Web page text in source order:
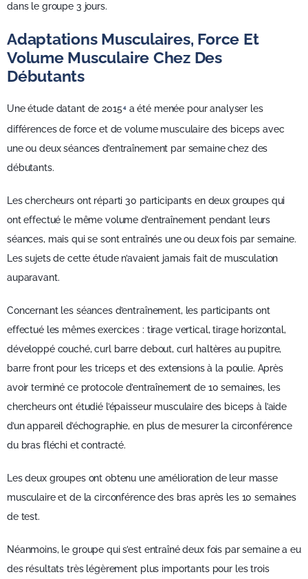
dans le groupe 3 jours.
Adaptations Musculaires, Force Et
Volume Musculaire Chez Des
Débutants
Une étude datant de 20154a été menée pour analyser les
différences de force et de volume musculaire des biceps avec
une ou deux séances d’entraînement par semaine chez des
débutants.
Les chercheurs ont réparti 30 participants en deux groupes qui
ont effectué le même volume d’entraînement pendant leurs
séances, mais qui se sont entraînés une ou deux fois par semaine.
Les sujets de cette étude n’avaient jamais fait de musculation
auparavant.
Concernant les séances d’entraînement, les participants ont
effectué les mêmes exercices : tirage vertical, tirage horizontal,
développé couché, curl barre debout, curl haltères au pupitre,
barre front pour les triceps et des extensions à la poulie. Après
avoir terminé ce protocole d’entraînement de 10 semaines, les
chercheurs ont étudié l’épaisseur musculaire des biceps à l’aide
d’un appareil d’échographie, en plus de mesurer la circonférence
du bras fléchi et contracté.
Les deux groupes ont obtenu une amélioration de leur masse
musculaire et de la circonférence des bras après les 10 semaines
de test.
Néanmoins, le groupe qui s’est entraîné deux fois par semaine a eu
des résultats très légèrement plus importants pour les trois